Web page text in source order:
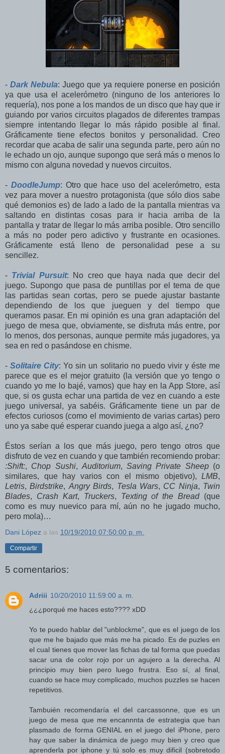
-Dark Nebula: Juego que ya requiere ponerse en posición
ya que usa el acelerómetro (ninguno de los anteriores lo
requería), nos pone a los mandos de un disco que hay que ir
guiando por varios circuitos plagados de diferentes trampas
siempre intentando llegar lo más rápido posible al final.
Gráficamente tiene efectos bonitos y personalidad. Creo
recordar que acaba de salir una segunda parte, pero aún no
le echado un ojo, aunque supongo que será más o menos lo
mismo con alguna novedad y nuevos circuitos.
- DoodleJump: Otro que hace uso del acelerómetro, esta
vez para mover a nuestro protagonista (que sólo dios sabe
qué demonios es) de lado a lado de la pantalla mientras va
saltando en distintas cosas para ir hacia arriba de la
pantalla y tratar de llegar lo más arriba posible. Otro sencillo
a más no poder pero adictivo y frustrante en ocasiones.
Gráficamente está lleno de personalidad pese a su
sencillez.
- Trivial Pursuit: No creo que haya nada que decir del
juego. Supongo que pasa de puntillas por el tema de que
las partidas sean cortas, pero se puede ajustar bastante
dependiendo de los que jueguen y del tiempo que
queramos pasar. En mi opinión es una gran adaptación del
juego de mesa que, obviamente, se disfruta más entre, por
lo menos, dos personas, aunque permite más jugadores, ya
sea en red o pasándose en chisme.
-Solitaire City: Yo sin un solitario no puedo vivir y éste me
parece que es el mejor gratuito (la versión que yo tengo o
cuando yo me lo bajé, vamos) que hay en la App Store, así
que, si os gusta echar una partida de vez en cuando a este
juego universal, ya sabéis. Gráficamente tiene un par de
efectos curiosos (como el movimiento de varias cartas) pero
uno ya sabe qué esperar cuando juega a algo así, ¿no?
Éstos serían a los que más juego, pero tengo otros que
disfruto de vez en cuando y que también recomiendo probar:
:Shift:, Chop Sushi, Auditorium,Saving Private Sheep(o
similares, que hay varios con el mismo objetivo), LMB,
Letris,Birdstrike, Angry Birds, Tesla Wars, CC Ninja, Twin
Blades, Crash Kart, Truckers, Texting of the Bread(que
como es muy nuevico para mí, aún no he jugado mucho,
pero mola)…
Dani López a las 10/19/2010 07:50:00 p. m.
Compartir
5 comentarios:
Adriii 10/20/2010 11:59:00 a. m.
¿¿¿porqué me haces esto???? xDD
Yo te puedo hablar del "unblockme", que es el juego de los
que me he bajado que más me ha picado. Es de puzles en
el cual tienes que mover las fichas de tal forma que puedas
sacar una de color rojo por un agujero a la derecha. Al
principio muy bien pero luego frustra. Eso sí, al final,
cuando se hace muy complicado, muchos puzzles se hacen
repetitivos.
Tambuién recomendaría el del carcassonne, que es un
juego de mesa que me encannnta de estrategia que han
plasmado de forma GENIAL en el juego del iPhone, pero
hay que saber la dinámica de juego muy bien y creo que
aprenderla por iphone y tú solo es muy dificil (sobretodo